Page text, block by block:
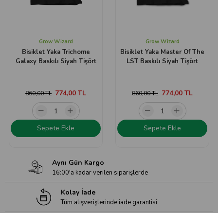
Grow Wizard
Bisiklet Yaka Trichome
Galaxy Baskılı Siyah Tişört
774,00 TL
860,00 TL
Sepete Ekle
Grow Wizard
Bisiklet Yaka Master Of The
LST Baskılı Siyah Tişört
774,00 TL
860,00 TL
Sepete Ekle
Aynı Gün Kargo
16:00'a kadar verilen siparişlerde
Kolay İade
Tüm alışverişlerinde iade garantisi